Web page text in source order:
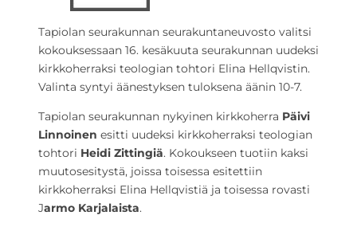
Tapiolan seurakunnan seurakuntaneuvosto valitsi
kokouksessaan 16. kesäkuuta seurakunnan uudeksi
kirkkoherraksi teologian tohtori Elina Hellqvistin.
Valinta syntyi äänestyksen tuloksena äänin 10-7.
Tapiolan seurakunnan nykyinen kirkkoherra Päivi
Linnoinen esitti uudeksi kirkkoherraksi teologian
tohtori Heidi Zittingiä. Kokoukseen tuotiin kaksi
muutosesitystä, joissa toisessa esitettiin
kirkkoherraksi Elina Hellqvistiä ja toisessa rovasti
Jarmo Karjalaista.